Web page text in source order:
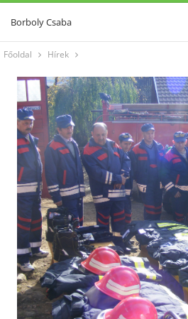
Borboly Csaba
Főoldal Hírek